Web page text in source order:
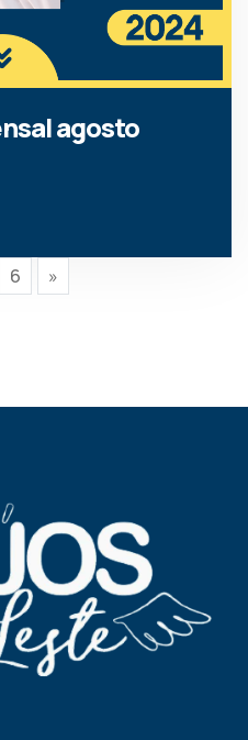
agosto
6 »